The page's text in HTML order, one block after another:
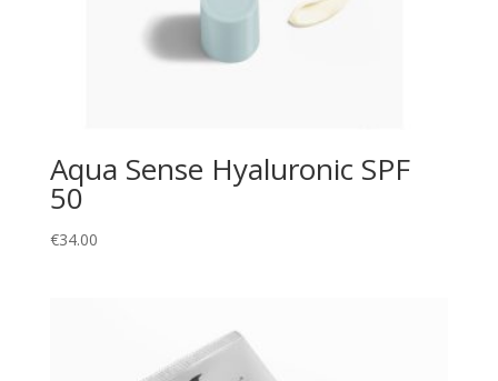
Aqua Sense Hyaluronic SPF
50
€34.00